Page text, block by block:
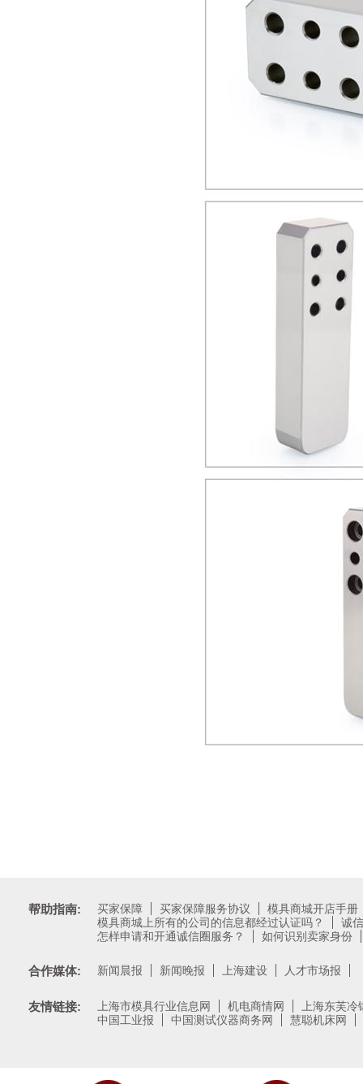
帮助指南: 买家保障 买家保障服务协议
模具商城开店手册
模具商城上所有的公司的信息都经过认证吗？
诚
怎样申请和开通诚信圈服务？
如何识别卖家身份
合作媒体: 新闻晨报 新闻晚报 上海建设 人才市场报
友情链接: 上海市模具行业信息网 机电商情网
上海东芙
中国工业报
中国测试仪器商务网 慧聪机床网